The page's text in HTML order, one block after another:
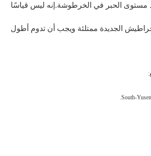
مستوى الحبر في الخرطوشة.إنه ليس قياسًا
الجديدة ممتلئة ويجب أن تدوم أطول